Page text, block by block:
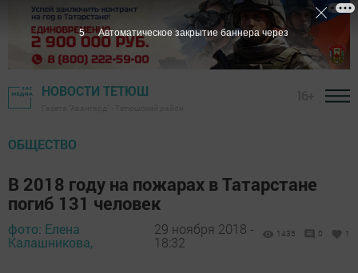
НОВОСТИ ТЕТЮШ
ОБЩЕСТВО
В 2018 году на пожарах в Татарстане
погиб 131 человек
фото: Елена
Калашникова,
29 ноября 2018 -
18:32
1435 0 1
4 Автоматическое закрытие баннера через